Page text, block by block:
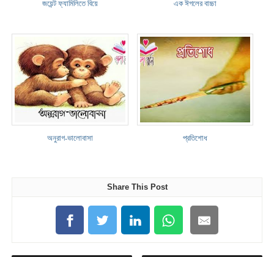
জয়েন্ট ফ্যামিলিতে বিয়ে এক ঈগলের বাচ্চা
অনুরাগ-ভালোবাসা প্রতিশোধ
Share This Post